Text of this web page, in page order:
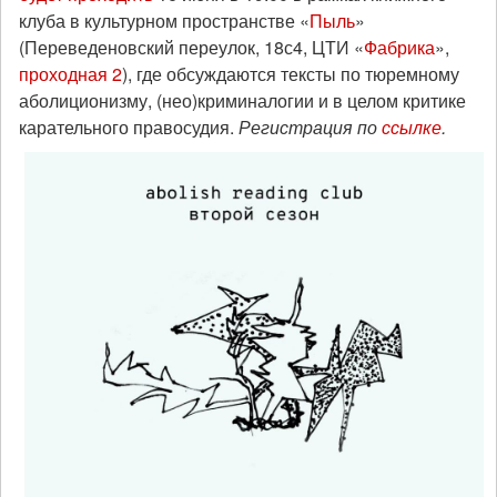
клуба в культурном пространстве «Пыль»
(Переведеновский переулок, 18с4, ЦТИ «Фабрика»,
проходная 2), где обсуждаются тексты по тюремному
аболиционизму, (нео)криминалогии и в целом критике
карательного правосудия. Регистрация поссылке.